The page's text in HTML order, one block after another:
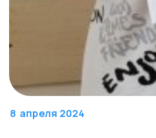
8 апреля 2024